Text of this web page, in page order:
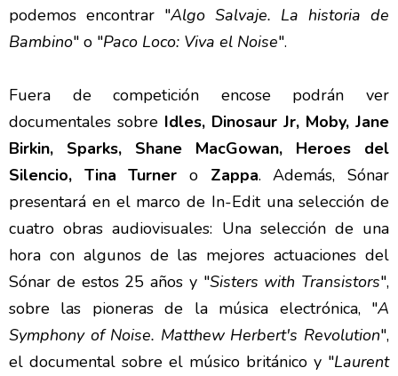
podemos encontrar "Algo Salvaje. La historia de
Bambino" o "Paco Loco: Viva el Noise".
Fuera de competición encose podrán ver
documentales sobre Idles, Dinosaur Jr, Moby, Jane
Birkin, Sparks, Shane MacGowan, Heroes del
Silencio, Tina Turner o Zappa. Además, Sónar
presentará en el marco de In-Edit una selección de
cuatro obras audiovisuales: Una selección de una
hora con algunos de las mejores actuaciones del
Sónar de estos 25 años y "Sisters with Transistors",
sobre las pioneras de la música electrónica, "A
Symphony of Noise. Matthew Herbert's Revolution",
el documental sobre el músico británico y "Laurent